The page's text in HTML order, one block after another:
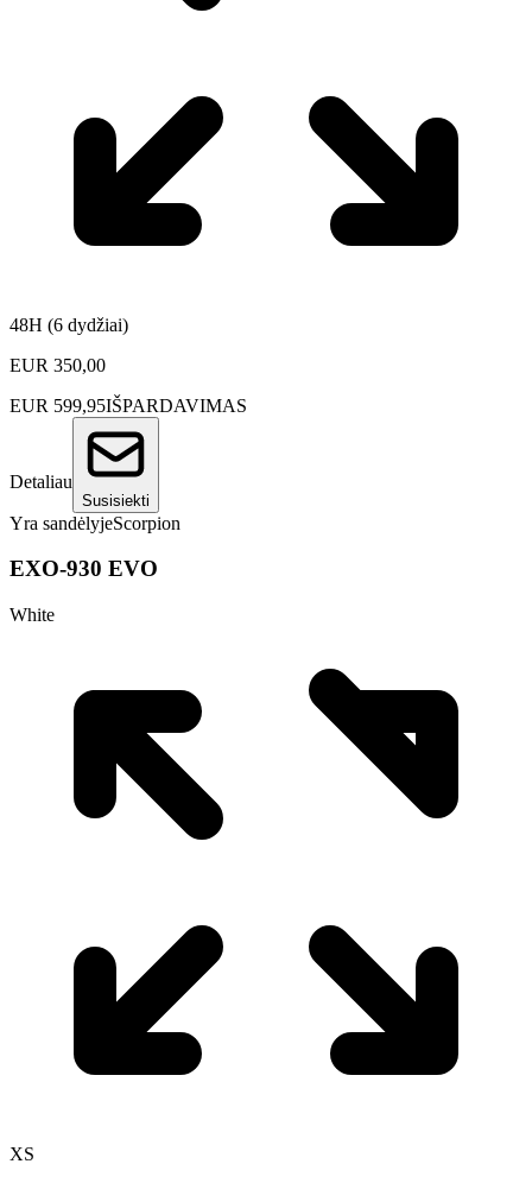
48H (6 dydžiai)
EUR 350,00
EUR 599,95IŠPARDAVIMAS
Detaliau
Susisiekti
Yra sandėlyjeScorpion
EXO-930 EVO
White
XS